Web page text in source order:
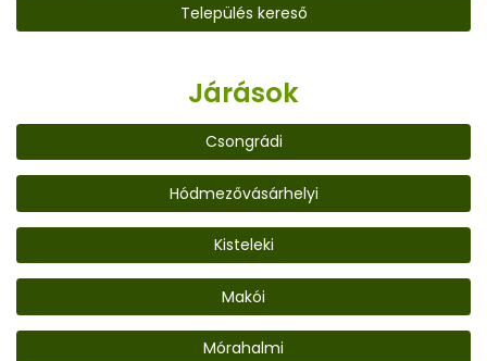
Település kereső
Járások
Csongrádi
Hódmezővásárhelyi
Kisteleki
Makói
Mórahalmi